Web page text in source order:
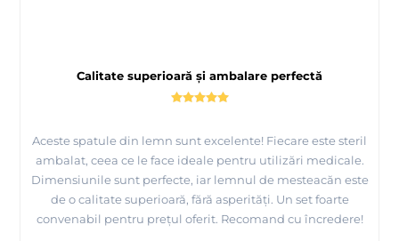
Calitate superioară și ambalare perfectă
Aceste spatule din lemn sunt excelente! Fiecare este steril
ambalat, ceea ce le face ideale pentru utilizări medicale.
Dimensiunile sunt perfecte, iar lemnul de mesteacăn este
de o calitate superioară, fără asperități. Un set foarte
convenabil pentru prețul oferit. Recomand cu încredere!